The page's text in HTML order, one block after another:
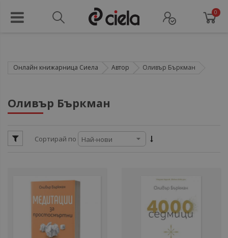
0
Онлайн книжарница Сиела Автор Оливър Бъркман
Оливър Бъркман
Сортирай по